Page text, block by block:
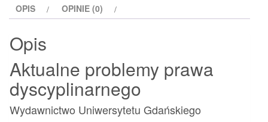
OPIS OPINIE (0)
Opis
Aktualne problemy prawa
dyscyplinarnego
Wydawnictwo Uniwersytetu Gdańskiego